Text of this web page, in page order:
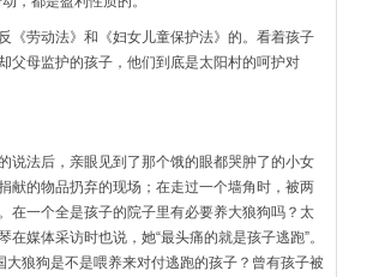
《劳动法》和《妇女儿童保护法》的。看着孩子
父母监护的孩子，他们到底是太阳村的呵护对
说法后，亲眼见到了那个饿的眼都哭肿了的小女
献的物品扔弃的现场；在走过一个墙角时，被两
在一个全是孩子的院子里有必要养大狼狗吗？太
媒体采访时也说，她“最头痛的就是孩子逃跑”。
大狼狗是不是喂养来对付逃跑的孩子？曾有孩子被